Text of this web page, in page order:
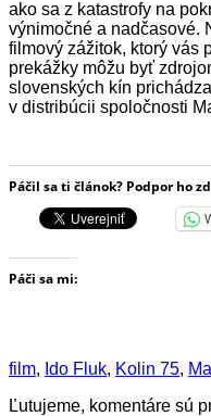
ako sa z katastrofy na
výnimočné a nadčasové.
filmový zážitok, ktorý vás
prekážky môžu byť
slovenských kín
v distribúcii spoločnosti
Páčil sa ti článok? Podpor ho
Páči sa mi:
film, Ido Fluk, Kolin 75,
Ľutujeme, komentáre sú